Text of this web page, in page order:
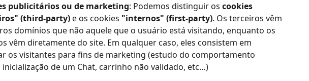
publicitários ou de marketing: Podemos distinguir os cookies
(third-party) e os cookies "internos" (first-party). Os terceiros vêm
domínios que não aquele que o usuário está visitando, enquanto os
vêm diretamente do site. Em qualquer caso, eles consistem em
os visitantes para fins de marketing (estudo do comportamento
inicialização de um Chat, carrinho não validado, etc…)